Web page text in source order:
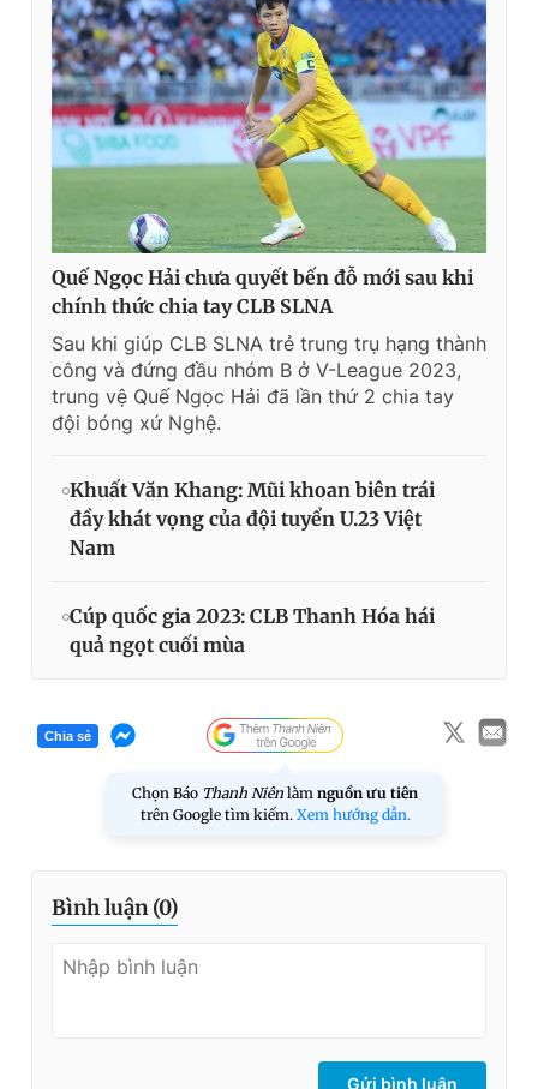
Quế Ngọc Hải chưa quyết bến đỗ mới sau khi
chính thức chia tay CLB SLNA
Sau khi giúp CLB SLNA trẻ trung trụ hạng thành
công và đứng đầu nhóm B ở V-League 2023,
trung vệ Quế Ngọc Hải đã lần thứ 2 chia tay
đội bóng xứ Nghệ.
Khuất Văn Khang: Mũi khoan biên trái
đầy khát vọng của đội tuyển U.23 Việt
Nam
Cúp quốc gia 2023: CLB Thanh Hóa hái
quả ngọt cuối mùa
Chia sẻ
Chọn Báo Thanh Niên làm nguồn ưu tiên
trên Google tìm kiếm. Xem hướng dẫn.
Bình luận (0)
Gửi bình luận